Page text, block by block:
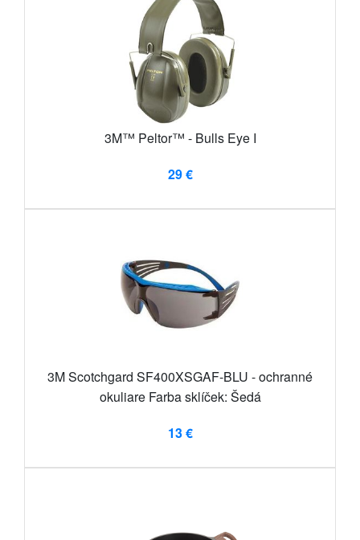
3M™ Peltor™ - Bulls Eye I
29 €
3M Scotchgard SF400XSGAF-BLU - ochranné
okuliare Farba sklíček: Šedá
13 €